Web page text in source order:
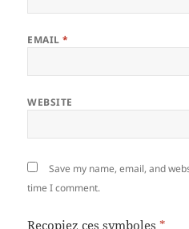
EMAIL*
WEBSITE
Save my name, email, and
time I comment.
Recopiez ces symboles *